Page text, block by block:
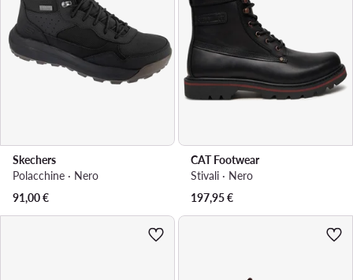
Skechers
Polacchine · Nero
91,00€
CAT Footwear
Stivali · Nero
197,95€